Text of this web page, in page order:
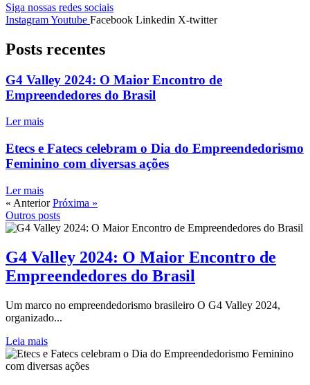
Siga nossas redes sociais
InstagramYoutube Facebook Linkedin X-twitter
Posts recentes
G4 Valley 2024: O Maior Encontro de
Empreendedores do Brasil
Ler mais
Etecs e Fatecs celebram o Dia do Empreendedorismo
Feminino com diversas ações
Ler mais
« Anterior Próxima »
Outros posts
G4 Valley 2024: O Maior Encontro de
Empreendedores do Brasil
Um marco no empreendedorismo brasileiro O G4 Valley 2024,
organizado...
Leia mais